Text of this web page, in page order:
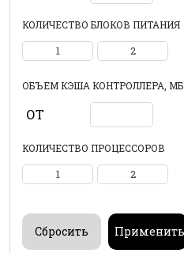
КОЛИЧЕСТВО БЛОКОВ ПИТАНИЯ
1 2
ОБЪЕМ КЭША КОНТРОЛЛЕРА, МБ
ОТ
КОЛИЧЕСТВО ПРОЦЕССОРОВ
1 2